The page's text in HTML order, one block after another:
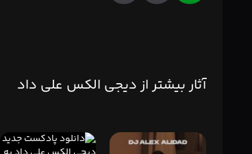
آثار بیشتر از دیجی الکس علی داد